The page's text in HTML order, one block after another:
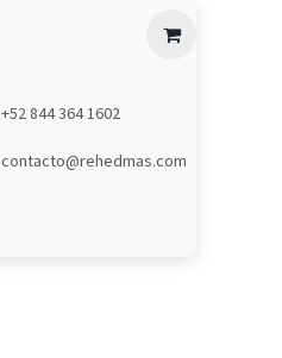
+52 844 364 1602
contacto@rehedmas.com